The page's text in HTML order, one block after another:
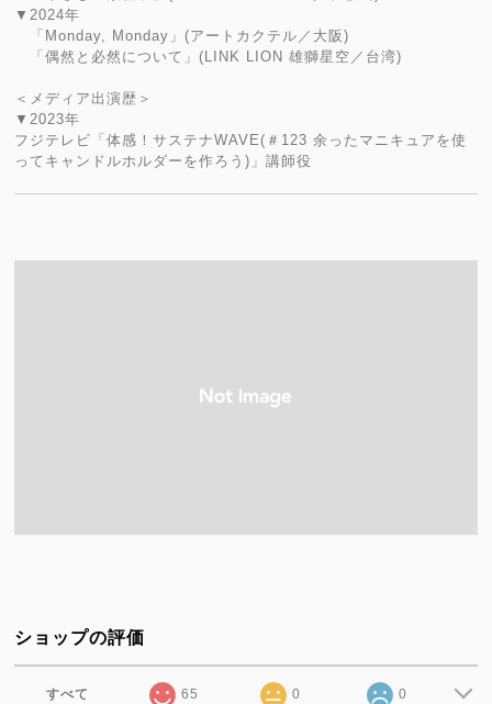
▼2024年
「Monday, Monday」(アートカクテル／大阪)
「偶然と必然について」(LINK LION 雄獅星空／台湾)
＜メディア出演歴＞
▼2023年
フジテレビ「体感！サステナWAVE(＃123 余ったマニキュアを使
ってキャンドルホルダーを作ろう)」講師役
ショップの評価
すべて 65 0 0